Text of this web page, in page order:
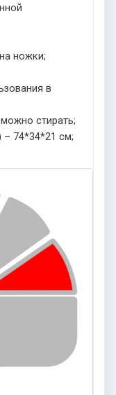
ножки;
в
стирать;
74*34*21 см;